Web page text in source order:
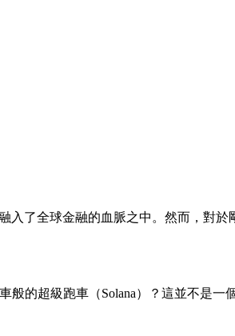
了全球金融的血脈之中。然而，對於
的超級跑車（Solana）？這並不是一